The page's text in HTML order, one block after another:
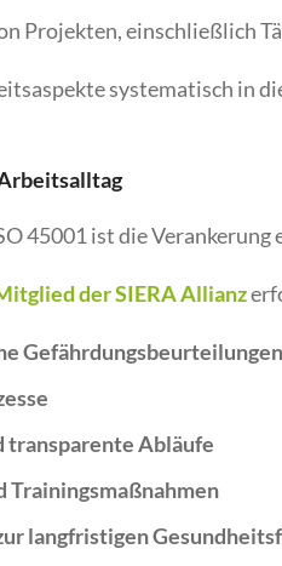
Projekten, einschließlich
systematisch in
45001 ist die
der SIERA Allianz
Gefährdungsbeurteilungen
Abläufe
Trainingsmaßnahmen
langfristigen